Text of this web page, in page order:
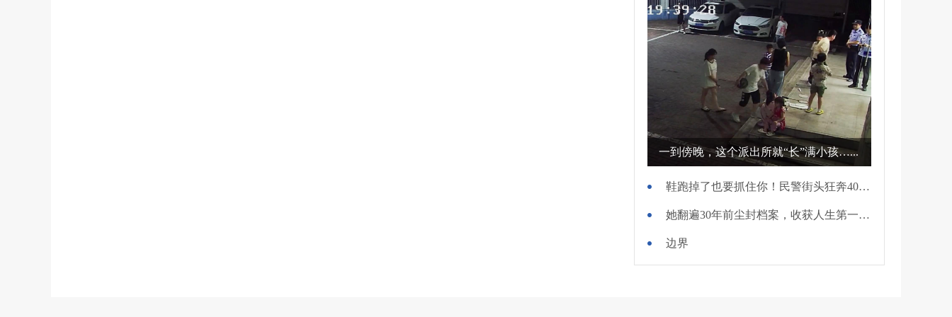
一到傍晚，这个派出所就“长”满小孩…...
鞋跑掉了也要抓住你！民警街头狂奔400米擒贼
她翻遍30年前尘封档案，收获人生第一面锦旗
边界